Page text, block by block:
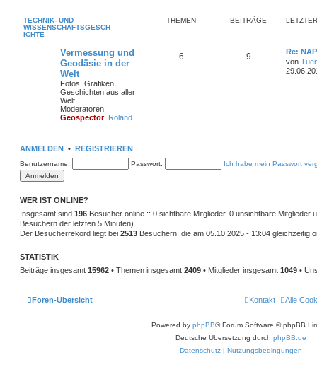
TECHNIK- UND
WISSENSCHAFTSGESCH
ICHTE
THEMEN BEITRÄGE
Vermessung und
Geodäsie in der
Welt
Fotos, Grafiken,
Geschichten aus aller
Welt
Moderatoren:
Geospector, Roland
6 9
Re: NAP
von
ANMELDEN • REGISTRIEREN
Benutzername: Passwort: Ich habe mein Passwort
WER IST ONLINE?
Insgesamt sind 196 Besucher online :: 0 sichtbare Mitglieder, 0 unsichtbare Mitglieder
Besuchern der letzten 5 Minuten)
Der Besucherrekord liegt bei 2513 Besuchern, die am 05.10.2025 - 13:04 gleichzeitig
STATISTIK
Beiträge insgesamt 15962 • Themen insgesamt 2409 • Mitglieder insgesamt 1049 •
Foren-Übersicht Alle
Kontakt
Powered by phpBB® Forum Software © phpBB
Deutsche Übersetzung durch phpBB.de
Datenschutz | Nutzungsbedingungen